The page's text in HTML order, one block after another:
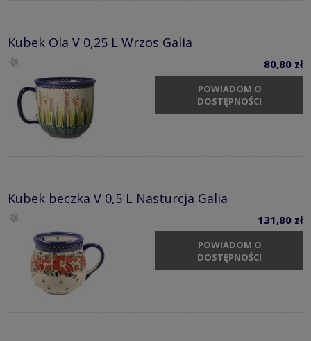
Kubek Ola V 0,25 L Wrzos Galia
80,80 zł
POWIADOM O
DOSTĘPNOŚCI
Kubek beczka V 0,5 L Nasturcja Galia
131,80 zł
POWIADOM O
DOSTĘPNOŚCI